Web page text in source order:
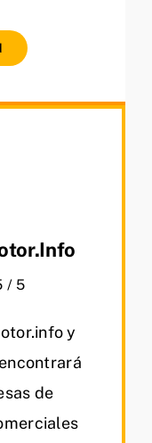
/ 5
y
de